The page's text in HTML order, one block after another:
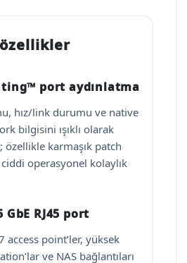
özellikler
port aydınlatma
hız/link durumu ve native
bilgisini ışıklı olarak
özellikle karmaşık patch
ciddi operasyonel kolaylık
GbE RJ45 port
access point’ler, yüksek
ve NAS bağlantıları